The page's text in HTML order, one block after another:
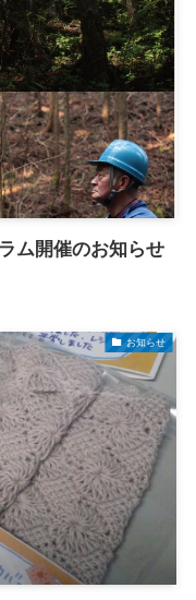
ム開催のお知らせ
お知らせ